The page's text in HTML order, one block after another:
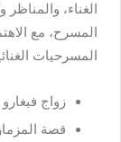
الغناء،
المسرح، مع
المسرحيات
زواج
قصة